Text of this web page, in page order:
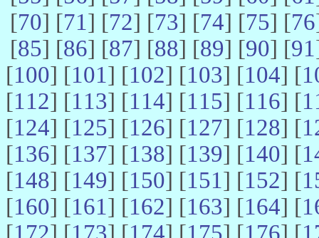
[70] [71] [72] [73] [74] [75] [76
[85] [86] [87] [88] [89] [90] [91
[100] [101] [102] [103] [104] [
[112] [113] [114] [115] [116] [
[124] [125] [126] [127] [128] [
[136] [137] [138] [139] [140] [
[148] [149] [150] [151] [152] [
[160] [161] [162] [163] [164] [